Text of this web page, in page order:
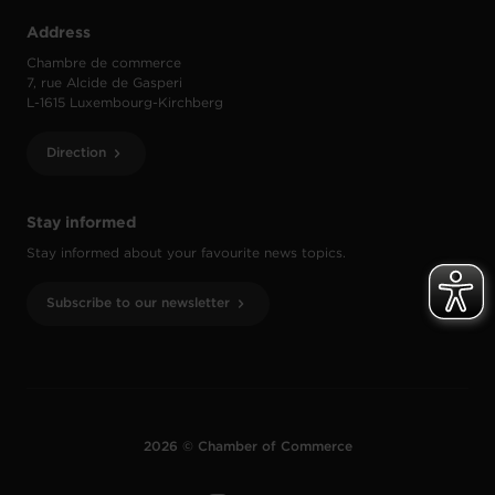
Stay informed
Stay informed about your favourite news topics.
Subscribe to our newsletter
Address
Chambre de commerce
7, rue Alcide de Gasperi
L-1615 Luxembourg-Kirchberg
Direction
2026 © Chamber of Commerce